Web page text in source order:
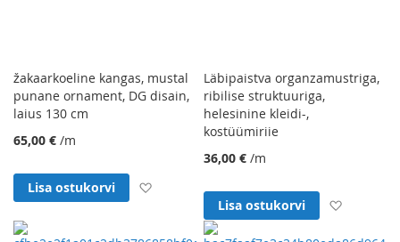
žakaarkoeline kangas, mustal
punane ornament, DG disain,
laius 130 cm
65,00 € /m
Lisa ostukorvi
Läbipaistva organzamustriga,
ribilise struktuuriga,
helesinine kleidi-,
kostüümiriie
36,00 € /m
Lisa ostukorvi